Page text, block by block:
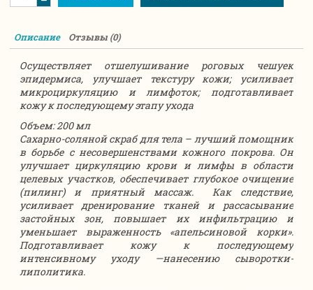
Описание Отзывы (0)
Осуществляет отшелушивание роговых чешуек
эпидермиса, улучшает текстуру кожи; усиливает
микроциркуляцию и лимфоток; подготавливает
кожу к последующему этапу ухода
Объем: 200 мл
Сахарно-соляной скраб для тела – лучший помощник
в борьбе с несовершенствами кожного покрова. Он
улучшает циркуляцию крови и лимфы в области
целевых участков, обеспечивает глубокое очищение
(пилинг) и приятный массаж. Как следствие,
усиливает дренирование тканей и рассасывание
застойных зон, повышает их инфильтрацию и
уменьшает выраженность «апельсиновой корки».
Подготавливает кожу к последующему
интенсивному уходу —нанесению сыворотки-
липолитика.